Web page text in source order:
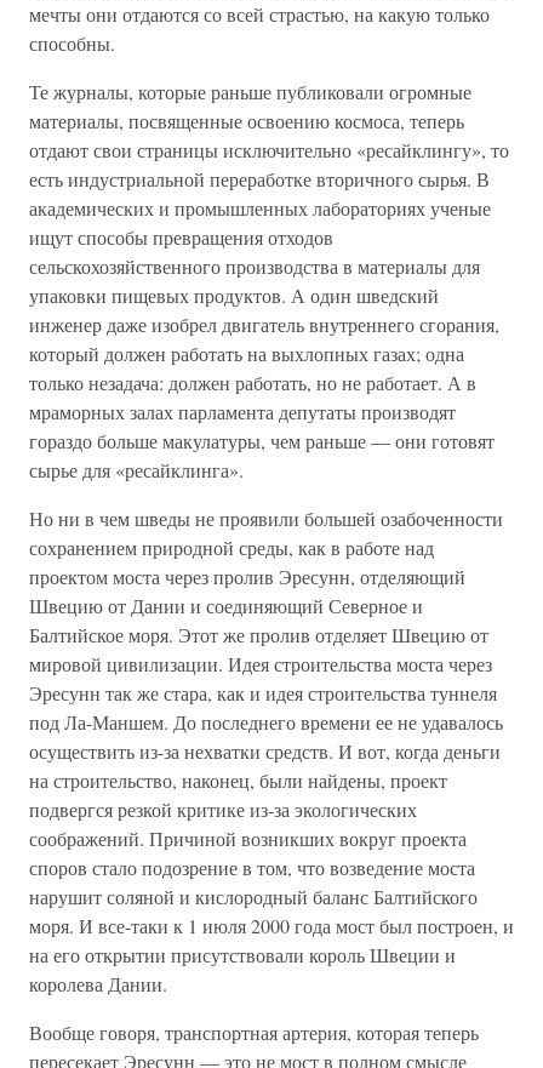
мечты они отдаются со всей страстью, на какую только
способны.
Те журналы, которые раньше публиковали огромные
материалы, посвященные освоению космоса, теперь
отдают свои страницы исключительно «ресайклингу», то
есть индустриальной переработке вторичного сырья. В
академических и промышленных лабораториях ученые
ищут способы превращения отходов
сельскохозяйственного производства в материалы для
упаковки пищевых продуктов. А один шведский
инженер даже изобрел двигатель внутреннего сгорания,
который должен работать на выхлопных газах; одна
только незадача: должен работать, но не работает. А в
мраморных залах парламента депутаты производят
гораздо больше макулатуры, чем раньше — они готовят
сырье для «ресайклинга».
Но ни в чем шведы не проявили большей озабоченности
сохранением природной среды, как в работе над
проектом моста через пролив Эресунн, отделяющий
Швецию от Дании и соединяющий Северное и
Балтийское моря. Этот же пролив отделяет Швецию от
мировой цивилизации. Идея строительства моста через
Эресунн так же стара, как и идея строительства туннеля
под Ла-Маншем. До последнего времени ее не удавалось
осуществить из-за нехватки средств. И вот, когда деньги
на строительство, наконец, были найдены, проект
подвергся резкой критике из-за экологических
соображений. Причиной возникших вокруг проекта
споров стало подозрение в том, что возведение моста
нарушит соляной и кислородный баланс Балтийского
моря. И все-таки к 1 июля 2000 года мост был построен, и
на его открытии присутствовали король Швеции и
королева Дании.
Вообще говоря, транспортная артерия, которая теперь
пересекает Эресунн — это не мост в полном смысле